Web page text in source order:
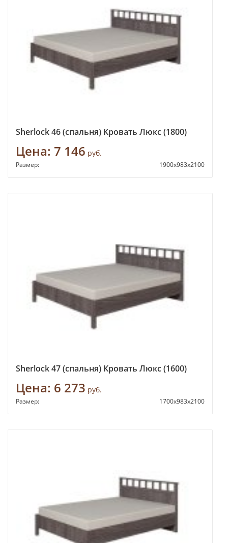
Sherlock 46 (спальня) Кровать Люкс (1800)
Цена: 7 146 руб.
Размер: 1900х983х2100
Sherlock 47 (спальня) Кровать Люкс (1600)
Цена: 6 273 руб.
Размер: 1700х983х2100